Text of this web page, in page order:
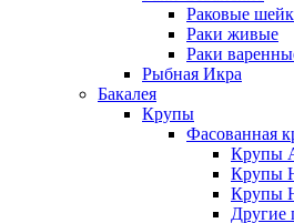
Раковые
Раки живые
Раки
Рыбная Икра
Бакалея
Крупы
Фасованная
Крупы
Крупы
Крупы
Другие